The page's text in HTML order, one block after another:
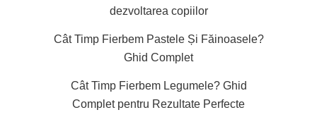
dezvoltarea copiilor
Cât Timp Fierbem Pastele Și Făinoasele?
Ghid Complet
Cât Timp Fierbem Legumele? Ghid
Complet pentru Rezultate Perfecte